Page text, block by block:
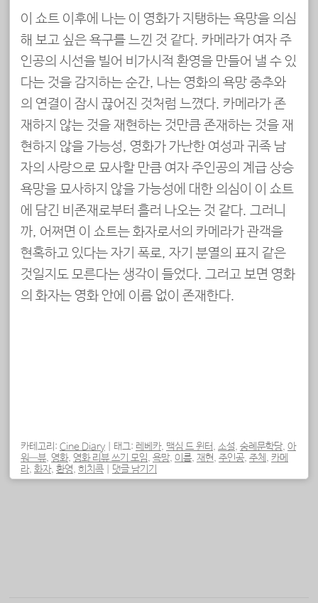
이 쇼트 이후에 나는 이 영화가 지탱하는 욕망을 의심
해 보고 싶은 욕구를 느낀 것 같다. 카메라가 여자 주
인공의 시선을 빌어 비가시적 환영을 만들어 낼 수 있
다는 것을 감지하는 순간, 나는 영화의 욕망 중추와
의 연결이 잠시 끊어진 것처럼 느꼈다. 카메라가 존
재하지 않는 것을 재현하는 것만큼 존재하는 것을 재
현하지 않을 가능성, 영화가 가난한 여성과 귀족 남
자의 사랑으로 묘사할 만큼 여자 주인공의 계급 상승
욕망을 묘사하지 않을 가능성에 대한 의심이 이 쇼트
에 담긴 비존재로부터 흘러 나오는 것 같다. 그러니
까, 어쩌면 이 쇼트는 화자로서의 카메라가 관객을
현혹하고 있다는 자기 폭로, 자기 분열의 표지 같은
것일지도 모른다는 생각이 들었다. 그러고 보면 영화
의 화자는 영화 안에 이름 없이 존재한다.
카테고리: Cine Diary 태그: 레베카, 맥심 드 윈터, 소설, 숭례문학당, 아
워—뷰, 영화, 영화 리뷰 쓰기 모임, 욕망, 이름, 재현, 주인공, 주체 , 카메
라, 화자, 환영, 히치콕 댓글 남기기